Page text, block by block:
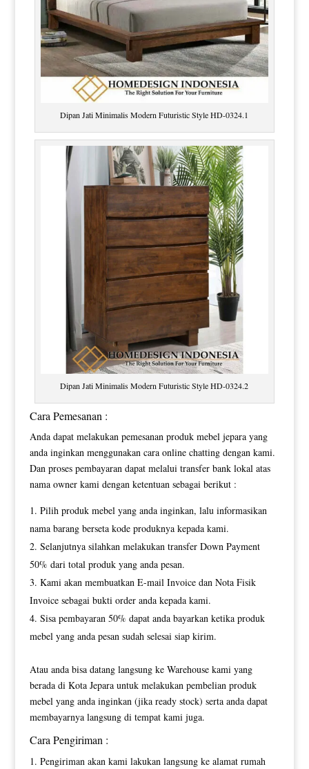
Dipan Jati Minimalis Modern Futuristic Style HD-0324.1
Dipan Jati Minimalis Modern Futuristic Style HD-0324.2
Cara Pemesanan :
Anda dapat melakukan pemesanan produk mebel jepara yang
anda inginkan menggunakan cara online chatting dengan kami.
Dan proses pembayaran dapat melalui transfer bank lokal atas
nama owner kami dengan ketentuan sebagai berikut :
Pilih produk mebel yang anda inginkan, lalu informasikan
nama barang berseta kode produknya kepada kami.
Selanjutnya silahkan melakukan transfer Down Payment
50% dari total produk yang anda pesan.
Kami akan membuatkan E-mail Invoice dan Nota Fisik
Invoice sebagai bukti order anda kepada kami.
Sisa pembayaran 50% dapat anda bayarkan ketika produk
mebel yang anda pesan sudah selesai siap kirim.
Atau anda bisa datang langsung ke Warehouse kami yang
berada di Kota Jepara untuk melakukan pembelian produk
mebel yang anda inginkan (jika ready stock) serta anda dapat
membayarnya langsung di tempat kami juga.
Cara Pengiriman :
Pengiriman akan kami lakukan langsung ke alamat rumah